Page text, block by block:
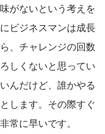
がないという考えを
ビジネスマンは成長
、チャレンジの回数
しくないと思ってい
んだけど、誰かやる
します。その際すぐ
常に早いです。